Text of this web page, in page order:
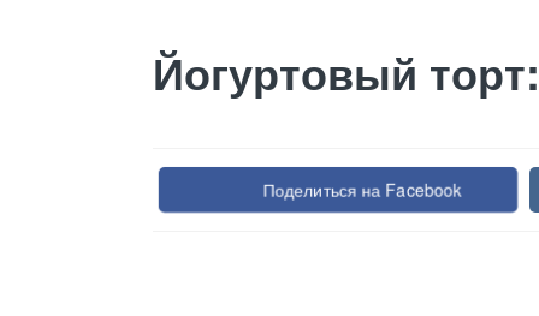
Йогуртовый
Поделиться на Facebook